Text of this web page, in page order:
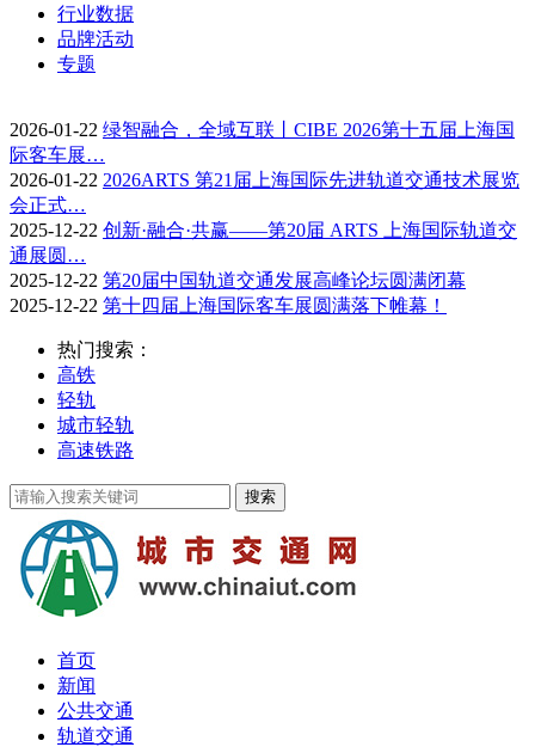
行业数据
品牌活动
专题
2026-01-22 绿智融合，全域互联丨CIBE 2026第十五届上海国
际客车展…
2026-01-22 2026ARTS 第21届上海国际先进轨道交通技术展览
会正式…
2025-12-22 创新·融合·共赢——第20届 ARTS 上海国际轨道交
通展圆…
2025-12-22 第20届中国轨道交通发展高峰论坛圆满闭幕
2025-12-22 第十四届上海国际客车展圆满落下帷幕！
热门搜索：
高铁
轻轨
城市轻轨
高速铁路
首页
新闻
公共交通
轨道交通